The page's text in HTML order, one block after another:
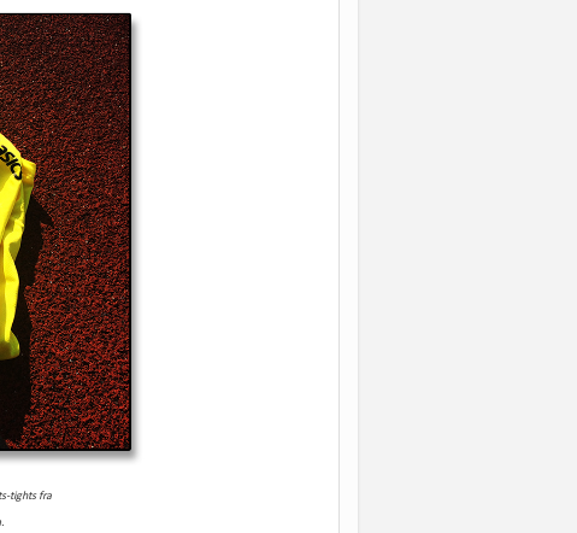
tights fra